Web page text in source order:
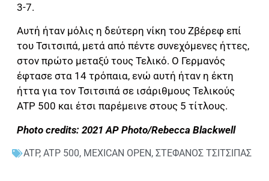
3-7.
Αυτή ήταν μόλις η δεύτερη νίκη του Ζβέρεφ επί
του Τσιτσιπά, μετά από πέντε συνεχόμενες ήττες,
στον πρώτο μεταξύ τους Τελικό. Ο Γερμανός
έφτασε στα 14 τρόπαια, ενώ αυτή ήταν η έκτη
ήττα για τον Τσιτσιπά σε ισάριθμους Τελικούς
ATP 500 και έτσι παρέμεινε στους 5 τίτλους.
Photo credits: 2021 AP Photo/Rebecca Blackwell
ATP, ATP 500, MEXICAN OPEN, ΣΤΕΦΑΝΟΣ ΤΣΙΤΣΙΠΑΣ